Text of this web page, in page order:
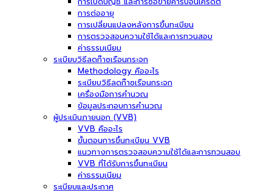
การต่ออายุ
การเปลี่ยนแปลงหลังการขึ้นทะเบียน
การตรวจสอบความใช้ได้และการทวนสอบ
ค่าธรรมเนียม
ระเบียบวิธีลดก๊าซเรือนกระจก
Methodology คืออะไร
ระเบียบวิธีลดก๊าซเรือนกระจก
เครื่องมือการคำนวณ
ข้อมูลประกอบการคำนวณ
ผู้ประเมินภายนอก (VVB)
VVB คืออะไร
ขั้นตอนการขึ้นทะเบียน VVB
แนวทางการตรวจสอบความใช้ได้และการทวนสอบ
VVB ที่ได้รับการขึ้นทะเบียน
ค่าธรรมเนียม
ระเบียบและประกาศ